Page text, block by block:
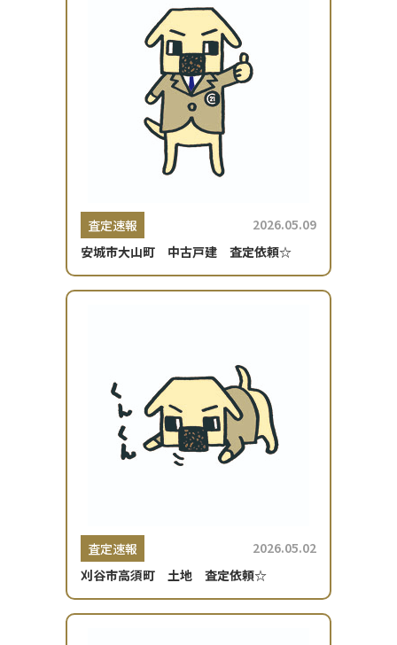
査定速報
2026.05.09
安城市大山町 中古戸建 査定依頼☆
査定速報
2026.05.02
刈谷市高須町 土地 査定依頼☆